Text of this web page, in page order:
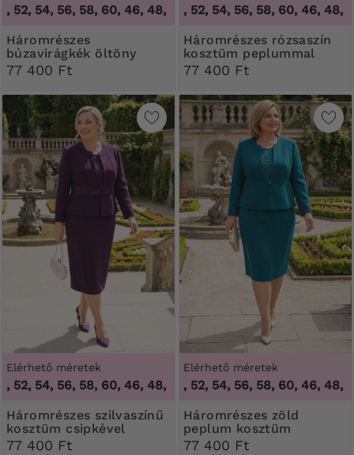
54, 56, 58, 60 ,46, 48, 50, 52, 54, 56, 58, 60
Háromrészes
búzavirágkék öltöny
peplummal
77 400 Ft
46, 48, 50, 52, 54, 56, 58, 60 ,46, 48, 50,
Háromrészes rózsaszín
kosztüm peplummal
77 400 Ft
Elérhető méretek
54, 56, 58, 60 ,46, 48, 50, 52, 54, 56, 58, 60
Háromrészes szilvaszínű
kosztüm csipkével
77 400 Ft
Elérhető méretek
46, 48, 50, 52, 54, 56, 58, 60 ,46, 48, 50,
Háromrészes zöld
peplum kosztüm
77 400 Ft